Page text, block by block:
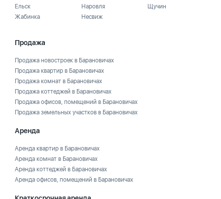
Ельск
Жабинка
Наровля
Несвиж
Щучин
Продажа
Продажа новостроек в Барановичах
Продажа квартир в Барановичах
Продажа комнат в Барановичах
Продажа коттеджей в Барановичах
Продажа офисов, помещений в Барановичах
Продажа земельных участков в Барановичах
Аренда
Аренда квартир в Барановичах
Аренда комнат в Барановичах
Аренда коттеджей в Барановичах
Аренда офисов, помещений в Барановичах